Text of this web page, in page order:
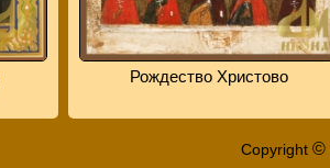
Рождество Христово
Copyright ©